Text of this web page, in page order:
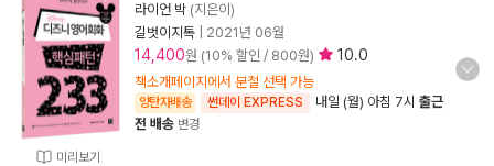
미리보기
라이언 박 (지은이)
길벗이지톡
2021년 06월
14,400원 (10% 할인 / 800원) 10.0
책소개페이지에서 분철 선택 가능
양탄자배송 썬데이 EXPRESS 내일 (월) 아침 7시 출근
전 배송 변경